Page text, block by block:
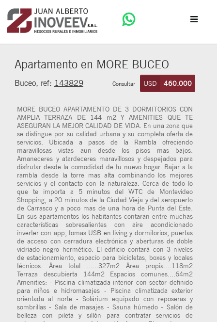
Apartamento en MORE BUCEO
Buceo, ref: 143829 Consultar USD 460.000
MORE BUCEO APARTAMENTO DE 3 DORMITORIOS CON
AMPLIA TERRAZA DE 144 m2 Y AMENITIES QUE TE
ASEGURAN LA MEJOR CALIDAD DE VIDA. En una zona que
se distingue por su calidad urbana y su completa oferta de
servicios. Ubicada a pasos de la Rambla ofreciendo
maravillosas vistas aun desde los pisos mas bajos.
Amaneceres y atardeceres maravillosos y despejados para
disfrutar desde la comodidad de tu nuevo hogar. Bajar a la
rambla desde la torre mas alta combinando los mejores
servicios y el contacto con la naturaleza. Cerca de todo lo
que te importa a 5 minutos del WTC de Montevideo
Shopping, a 20 minutos de la Ciudad Vieja y del aeropuerto
de Carrasco y a poco mas de una hora de Punta del Este.
En sus apartamentos los habitantes contaran entre muchas
características sobresalientes con aire acondicionado
inverter con app, tomas USB en living y dormitorios, puertas
de acceso con cerradura electrónica y aberturas de doble
vidriado negro hermético. El edificio contará con 3 niveles
de estacionamiento, espacio para bicicletas, boxes y locales
técnicos. Área total ......327m2 Área propia....118m2
Terraza descubierta 144m2 Espacios comunes....64m2
Amenities: - Piscina climatizada interior con sector definido
para niños e hidromasajes - Piscina climatizada exterior
orientada al norte - Solárium equipado con reposeras y
sombrillas - Sala de masajes - Sauna húmedo - Salón de
belleza con pileta y sillón para contratar servicios de